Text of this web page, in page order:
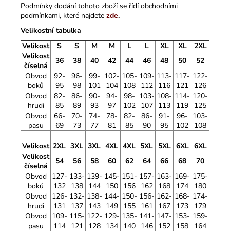
Podmínky dodání tohoto zboží se řídí obchodními
podmínkami, které najdete zde.
Velikostní tabulka
Velikost
S S M M L L XL XL
2XL
Velikost
číselná
36 38 40 42 44 46 48 50
52
Obvod
boků
92-
95
96-
98
99-
101
102-
104
105-
108
109-
112
113-
116
117-
121
122-
126
Obvod
hrudi
82-
85
86-
89
90-
93
94-
97
98-
102
103-
107
108-
113
114-
119
120-
125
Obvod
pasu
66-
69
70-
73
74-
77
78-
81
82-
85
86-
90
91-
95
96-
102
103-
108
Velikost 2XL 3XL 3XL 4XL 4XL 5XL 5XL 6XL 6XL
Velikost
číselná
54 56 58 60 62 64 66 68
70
Obvod
boků
127-
132
133-
138
139-
144
145-
150
151-
156
157-
162
163-
168
169-
174
175-
180
Obvod
hrudi
126-
131
132-
137
138-
143
144-
149
150-
155
156-
161
162-
167
168-
173
174-
179
Obvod
pasu
109-
114
115-
121
122-
128
129-
134
135-
140
141-
146
147-
152
153-
158
159-
164